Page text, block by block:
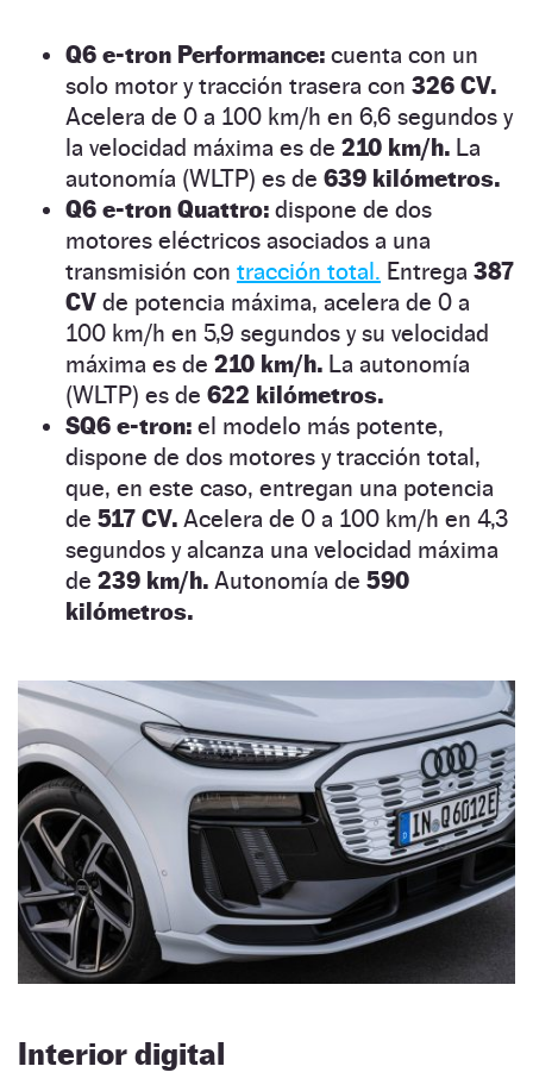
Q6 e-tron Performance: cuenta con un
solo motor y tracción trasera con 326 CV.
Acelera de 0 a 100 km/h en 6,6 segundos y
la velocidad máxima es de 210 km/h. La
autonomía (WLTP) es de 639 kilómetros.
Q6 e-tron Quattro: dispone de dos
motores eléctricos asociados a una
transmisión con tracción total. Entrega 387
CV de potencia máxima, acelera de 0 a
100 km/h en 5,9 segundos y su velocidad
máxima es de 210 km/h. La autonomía
(WLTP) es de 622 kilómetros.
SQ6 e-tron: el modelo más potente,
dispone de dos motores y tracción total,
que, en este caso, entregan una potencia
de 517 CV. Acelera de 0 a 100 km/h en 4,3
segundos y alcanza una velocidad máxima
de 239 km/h. Autonomía de 590
kilómetros.
Interior digital